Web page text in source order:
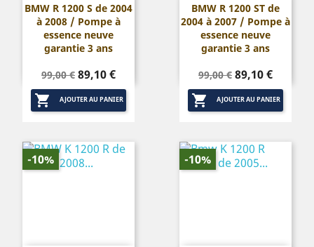
BMW R 1200 S de 2004
à 2008 / Pompe à
essence neuve
garantie 3 ans
Prix
de
base
99,00 € Prix
89,10 €
 AJOUTER AU PANIER
BMW R 1200 ST de
2004 à 2007 / Pompe à
essence neuve
garantie 3 ans
Prix
de
base
99,00 € Prix
89,10 €
 AJOUTER AU PANIER
-10% -10%